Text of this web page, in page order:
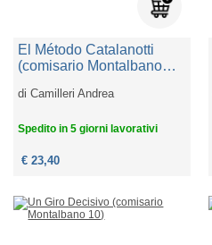
El Método Catalanotti
(comisario Montalbano
diCamilleri Andrea
Spedito in 5 giorni lavorativi
€ 23,40